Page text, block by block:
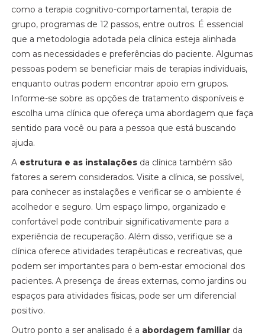
como a terapia cognitivo-comportamental, terapia de
grupo, programas de 12 passos, entre outros. É essencial
que a metodologia adotada pela clínica esteja alinhada
com as necessidades e preferências do paciente. Algumas
pessoas podem se beneficiar mais de terapias individuais,
enquanto outras podem encontrar apoio em grupos.
Informe-se sobre as opções de tratamento disponíveis e
escolha uma clínica que ofereça uma abordagem que faça
sentido para você ou para a pessoa que está buscando
ajuda.
A estrutura e as instalações da clínica também são
fatores a serem considerados. Visite a clínica, se possível,
para conhecer as instalações e verificar se o ambiente é
acolhedor e seguro. Um espaço limpo, organizado e
confortável pode contribuir significativamente para a
experiência de recuperação. Além disso, verifique se a
clínica oferece atividades terapêuticas e recreativas, que
podem ser importantes para o bem-estar emocional dos
pacientes. A presença de áreas externas, como jardins ou
espaços para atividades físicas, pode ser um diferencial
positivo.
Outro ponto a ser analisado é a abordagem familiar da